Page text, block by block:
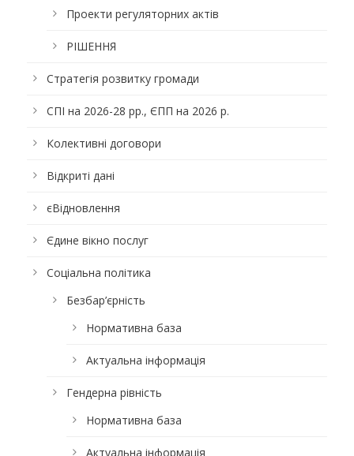
Проекти регуляторних актів
РІШЕННЯ
Стратегія розвитку громади
СПІ на 2026-28 рр., ЄПП на 2026 р.
Колективні договори
Відкриті дані
єВідновлення
Єдине вікно послуг
Соціальна політика
Безбар’єрність
Нормативна база
Актуальна інформація
Гендерна рівність
Нормативна база
Актуальна інформація